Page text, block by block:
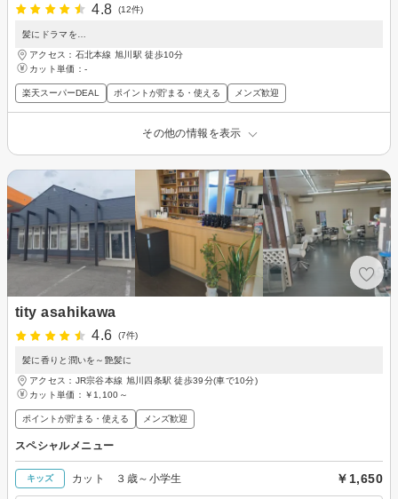
4.8
(12件)
髪にドラマを…
アクセス：石北本線 旭川駅 徒歩10分
カット単価： -
楽天スーパーDEAL ポイントが貯まる・使える メンズ歓迎
その他の情報を表示
tity asahikawa
4.6
(7件)
髪に香りと潤いを～艶髪に
アクセス：JR宗谷本線 旭川四条駅 徒歩39分(車で10分)
カット単価： ￥1,100～
ポイントが貯まる・使える メンズ歓迎
スペシャルメニュー
キッズ カット ３歳～小学生 ￥1,650